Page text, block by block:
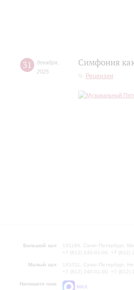
31 декабря
2025
Симфония
Рецензии
Большой зал:
191186, Санкт-Петербург,
+7 (812) 240-01-00, +7 (812)
Малый зал:
191011, Санкт-Петербург,
+7 (812) 240-01-00, +7 (812)
Напишите нам:
MAX